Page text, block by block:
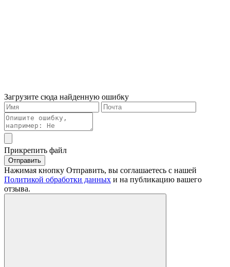
Загрузите сюда найденную ошибку
Прикрепить файл
Отправить
Нажимая кнопку Отправить, вы соглашаетесь с нашей
Политикой обработки данных и на публикацию вашего
отзыва.